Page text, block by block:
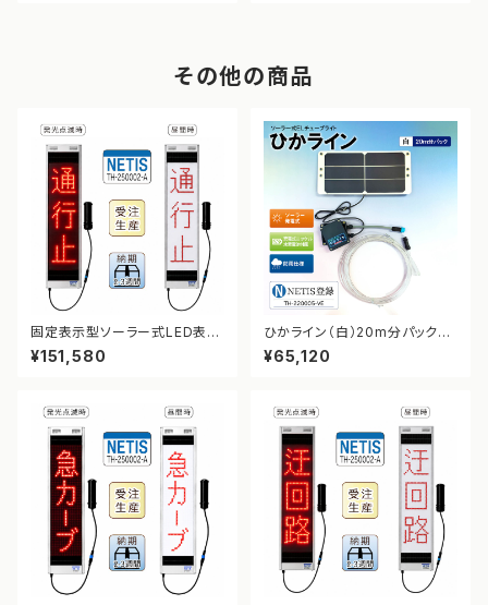
その他の商品
固定表示型ソーラー式LED表示
板 ドットサイン【通行止】【NETI
S登録】
¥151,580
ひかライン（白）20m分パック【N
ETIS登録】
¥65,120